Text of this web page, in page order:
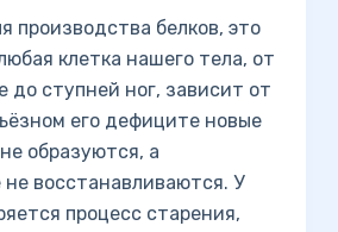
производства белков, это
клетка нашего тела, от
до ступней ног, зависит от
его дефиците новые
образуются, а
восстанавливаются. У
процесс старения,